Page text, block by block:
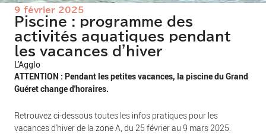
9 février 2025
Piscine : programme des
activités aquatiques pendant
les vacances d'hiver
L'Agglo
ATTENTION : Pendant les petites vacances, la piscine du Grand
Guéret change d'horaires.
Retrouvez ci-dessous toutes les infos pratiques pour les
vacances d'hiver de la zone A, du 25 février au 9 mars 2025.